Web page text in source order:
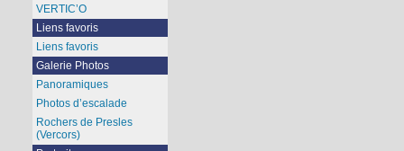
VERTIC’O
Liens favoris
Liens favoris
Galerie Photos
Panoramiques
Photos d’escalade
Rochers de Presles
(Vercors)